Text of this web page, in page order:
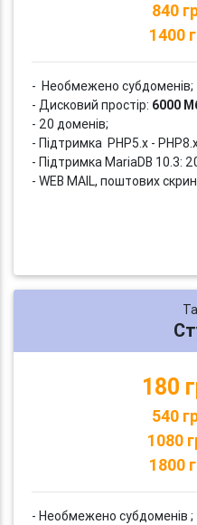
840
1400
- Необмежено субдоменів;
- Дисковий простір: 6000
- 20 доменів;
- Підтримка PHP5.x -
- Підтримка MariaDB 10.3:
- WEB MAIL, поштових
180
540
1080
1800
- Необмежено субдоменів ;